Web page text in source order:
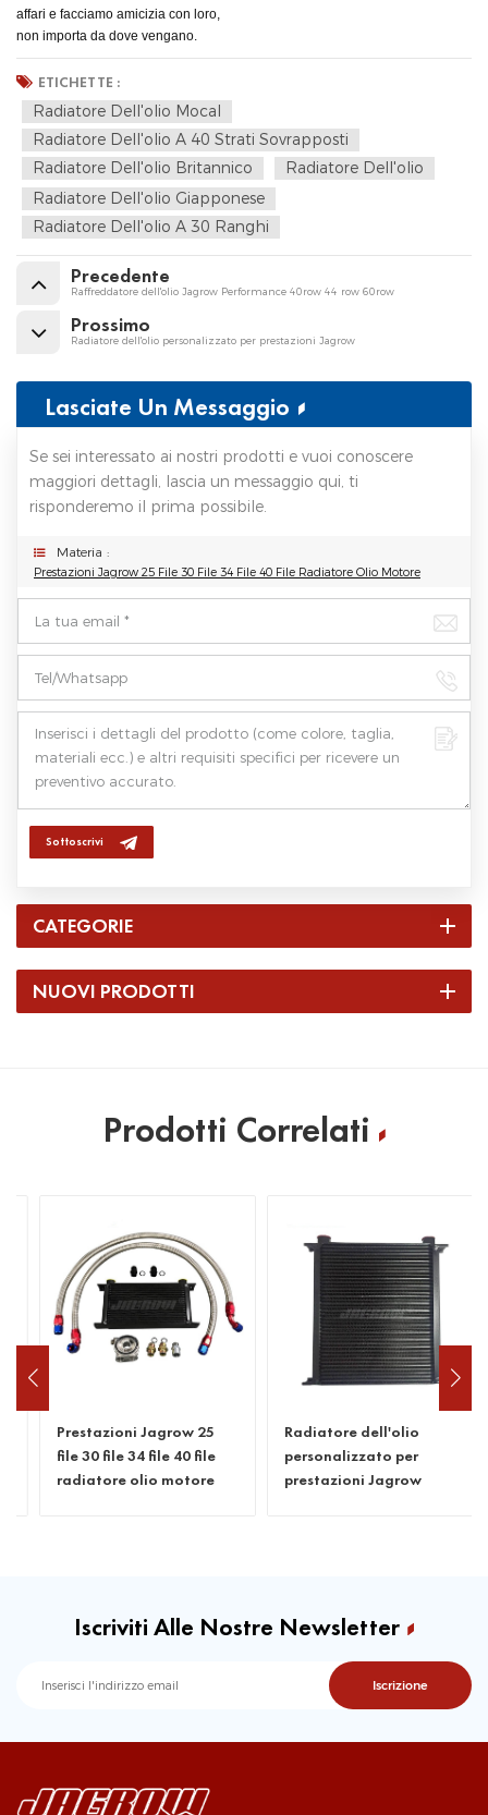
affari e facciamo amicizia con loro,
non importa da dove vengano.
ETICHETTE :
Radiatore Dell'olio Mocal
Radiatore Dell'olio A 40 Strati Sovrapposti
Radiatore Dell'olio Britannico
Radiatore Dell'olio
Radiatore Dell'olio Giapponese
Radiatore Dell'olio A 30 Ranghi
Precedente
Raffreddatore dell'olio Jagrow Performance 40row 44 row 60row
Prossimo
Radiatore dell'olio personalizzato per prestazioni Jagrow
Lasciate Un Messaggio
Se sei interessato ai nostri prodotti e vuoi conoscere
maggiori dettagli, lascia un messaggio qui, ti
risponderemo il prima possibile.
Materia :
Prestazioni Jagrow 25 File 30 File 34 File 40 File Radiatore Olio Motore
Sottoscrivi
CATEGORIE
NUOVI PRODOTTI
Prodotti Correlati
Prestazioni Jagrow 25
file 30 file 34 file 40 file
radiatore olio motore
Radiatore dell'olio
personalizzato per
prestazioni Jagrow
Iscriviti Alle Nostre Newsletter